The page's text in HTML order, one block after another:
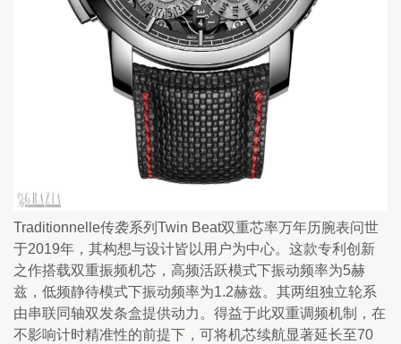
Traditionnelle传袭系列Twin Beat双重芯率万年历腕表问世
于2019年，其构想与设计皆以用户为中心。这款专利创新
之作搭载双重振频机芯，高频活跃模式下振动频率为5赫
兹，低频静待模式下振动频率为1.2赫兹。其两组独立轮系
由串联同轴双发条盒提供动力。得益于此双重调频机制，在
不影响计时精准性的前提下，可将机芯续航显著延长至70